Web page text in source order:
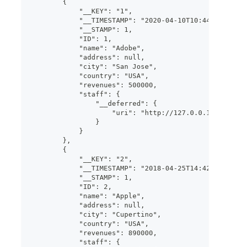
        {
            "__KEY": "1",
"__TIMESTAMP": "2020-04-
            "__STAMP": 1,
            "ID": 1,
            "name": "Adobe",
            "address": null,
            "city": "San Jose",
            "country": "USA",
            "revenues": 500000,
            "staff": {
                "__deferred": {
"uri": "http://
                }
            }
        },
        {
            "__KEY": "2",
"__TIMESTAMP": "2018-04-
            "__STAMP": 1,
            "ID": 2,
            "name": "Apple",
            "address": null,
            "city": "Cupertino",
            "country": "USA",
            "revenues": 890000,
            "staff": {